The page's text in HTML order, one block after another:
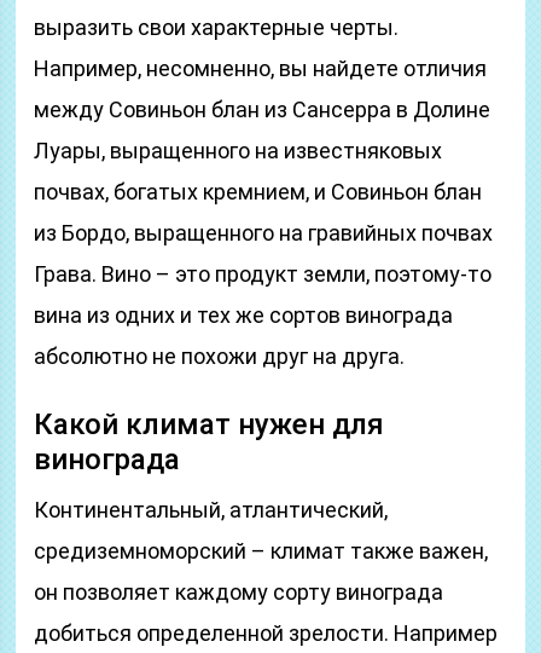
выразить свои характерные черты.
Например, несомненно, вы найдете отличия
между Совиньон блан из Сансерра в Долине
Луары, выращенного на известняковых
почвах, богатых кремнием, и Совиньон блан
из Бордо, выращенного на гравийных почвах
Грава. Вино – это продукт земли, поэтому-то
вина из одних и тех же сортов винограда
абсолютно не похожи друг на друга.
Какой климат нужен для
винограда
Континентальный, атлантический,
средиземноморский – климат также важен,
он позволяет каждому сорту винограда
добиться определенной зрелости. Например